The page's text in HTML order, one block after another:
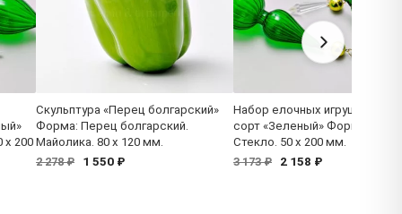
x 200
Скульптура «Перец болгарский»
Форма: Перец болгарский.
Майолика. 80 x 120 мм.
2 278 ₽
1 550 ₽
Набор елочных игрушек
сорт «Зеленый» Форма:
Стекло. 50 x 200 мм.
3 173 ₽
2 158 ₽